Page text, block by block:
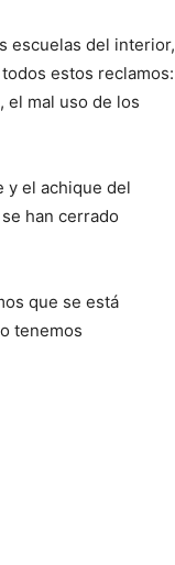
escuelas del interior,
estos reclamos:
el mal uso de los
y el achique del
han cerrado
que se está
tenemos